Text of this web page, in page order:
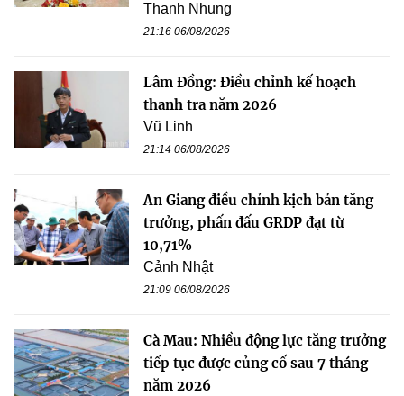
Thanh Nhung
21:16 06/08/2026
Lâm Đồng: Điều chỉnh kế hoạch
thanh tra năm 2026
Vũ Linh
21:14 06/08/2026
An Giang điều chỉnh kịch bản tăng
trưởng, phấn đấu GRDP đạt từ
10,71%
Cảnh Nhật
21:09 06/08/2026
Cà Mau: Nhiều động lực tăng trưởng
tiếp tục được củng cố sau 7 tháng
năm 2026